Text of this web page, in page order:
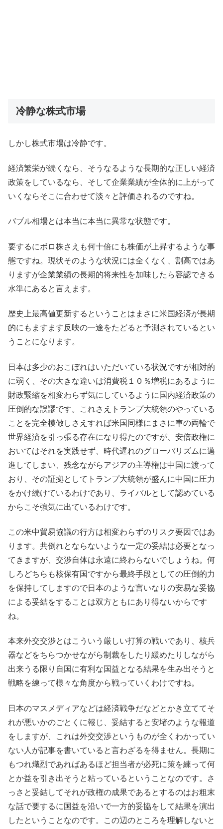
冷静な株式市場
しかし株式市場は冷静です。
経済繁栄が続くなら、そうなるような長期的な正しい経済
政策をしているなら、そして企業業績が全体的に上がって
いくならそこに合わせて淡々と評価されるのですね。
バブル相場とは本当に本当に異常な状態です。
要するにボロ株さえも何十倍にも株価が上昇するような事
態ですね。現状そのような状況には全くなく、割高ではあ
りますが企業業績の長期的将来性を加味したら容認できる
水準にあると言えます。
歴史上最高値更新するということはまさに米国経済が長期
的にもますます反映の一途をたどると予測されているとい
うことになります。
日本は多少のおこぼれはいただいている状況ですが相対的
に弱く、その大きな違いは消費税１０％増税にあるように
財政緊縮を相変わらず気にしているように国内経済政策の
圧倒的な誤謬です。これさえトランプ大統領のやっている
ことを完全模倣しさえすれば米国同様にまさに車の両輪で
世界経済を引っ張る存在になり得たのですが、安倍政権に
おいてはそれを実践せず、時代遅れのグローバリズムに邁
進してしまい、残念ながらアジアの主導権は中国に渡って
おり、その証拠としてトランプ大統領が盛んに中国に圧力
をかけ続けているわけであり、ライバルとして認めている
からこそ強気に出ているわけです。
この米中貿易協議の行方は相変わらずのリスク要因ではあ
ります。共倒れとならないような一定の妥結は必要となっ
てきますが、交渉自体は永遠に終わらないでしょうね。何
しろどちらも核保有国ですから最終手段としての圧倒的力
を保持してしますので日本のような言いなりの安易な妥協
による妥結をすることは双方ともにあり得ないからです
ね。
本来外交交渉とはこういう厳しい打算の戦いであり、核兵
器などをちらつかせながら制裁をしたり緩めたりしながら
出来うる限り自国に有利な国益となる結果を生み出そうと
戦略を練って様々な角度から戦っていくわけですね。
日本のマスメディアなどは経済戦争だなどとかき立ててそ
れが悪いかのごとくに報じ、妥結すると安堵のような報道
をしますが、これは外交交渉というものが全くわかってい
ない人が記事を書いていると言わざるを得ません。長期に
もつれ熾烈であればあるほど担当者が必死に策を練って何
とか益を引き出そうと粘っているということなのです。さ
っさと妥結してそれが政権の成果であるとするのはお粗末
な話で要するに国益を沿いで一方的妥協をして結果を演出
したということなのです。この辺のところを理解しないと